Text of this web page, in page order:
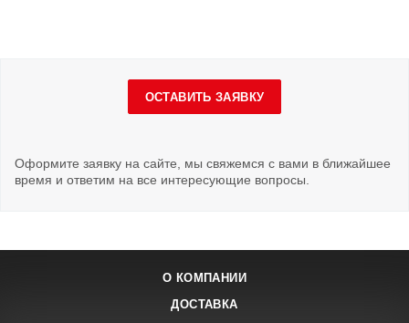
ОСТАВИТЬ ЗАЯВКУ
Оформите заявку на сайте, мы свяжемся с вами в ближайшее
время и ответим на все интересующие вопросы.
О КОМПАНИИ
ДОСТАВКА